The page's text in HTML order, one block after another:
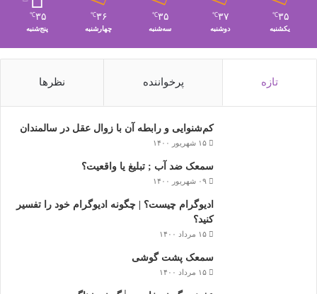
۳۵℃
یکشنبه
۳۷℃
دوشنبه
۳۵℃
سه‌شنبه
۳۶℃
چهارشنبه
۳۵℃
پنج‌شنبه
تازه پرخواننده نظرها
کم‌شنوایی و رابطه آن با زوال عقل در سالمندان
۱۵ شهریور ۱۴۰۰
سمعک ضد آب ; تبلیغ یا واقعیت؟
۰۹ شهریور ۱۴۰۰
ادیوگرام چیست؟ | چگونه ادیوگرام خود را تفسیر
کنید؟
۱۵ مرداد ۱۴۰۰
سمعک‌ پشت گوشی
۱۵ مرداد ۱۴۰۰